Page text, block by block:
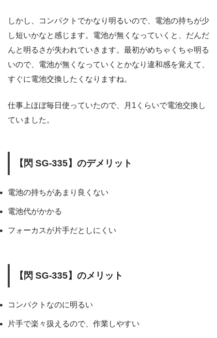
しかし、コンパクトでかなり明るいので、電池の持ちが少
し短いかなと感じます。電池が無くなっていくと、だんだ
んと明るさが失われていきます。最初がめちゃくちゃ明る
いので、電池が無くなっていくとかなり違和感を覚えて、
すぐに電池交換したくなりますね。
仕事上ほぼ毎日使っていたので、月1くらいで電池交換し
ていました。
【閃 SG-335】のデメリット
電池の持ちがあまり良くない
電池代がかかる
フォーカスが片手だとしにくい
【閃 SG-335】のメリット
コンパクトなのに明るい
片手で楽々扱えるので、作業しやすい